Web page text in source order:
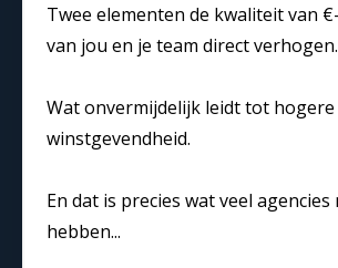
Twee elementen de kwaliteit van
van jou en je team direct verhogen.
Wat onvermijdelijk leidt tot
winstgevendheid.
En dat is precies wat veel
hebben...